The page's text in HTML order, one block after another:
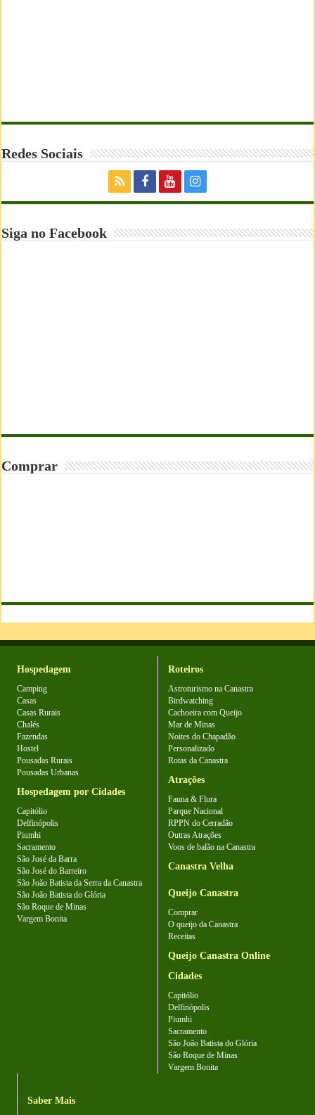
Redes Sociais
Siga no Facebook
Comprar
Hospedagem
Camping
Casas
Casas Rurais
Chalés
Fazendas
Hostel
Pousadas Rurais
Pousadas Urbanas
Hospedagem por Cidades
Capitólio
Delfinópolis
Piumhi
Sacramento
São José da Barra
São José do Barreiro
São João Batista da Serra da Canastra
São João Batista do Glória
São Roque de Minas
Vargem Bonita
Roteiros
Astroturismo na Canastra
Birdwatching
Cachoeira com Queijo
Mar de Minas
Noites do Chapadão
Personalizado
Rotas da Canastra
Atrações
Fauna & Flora
Parque Nacional
RPPN do Cerradão
Outras Atrações
Voos de balão na Canastra
Canastra Velha
Queijo Canastra
Comprar
O queijo da Canastra
Receitas
Queijo Canastra Online
Cidades
Capitólio
Delfinópolis
Piumhi
Sacramento
São João Batista do Glória
São Roque de Minas
Vargem Bonita
Saber Mais